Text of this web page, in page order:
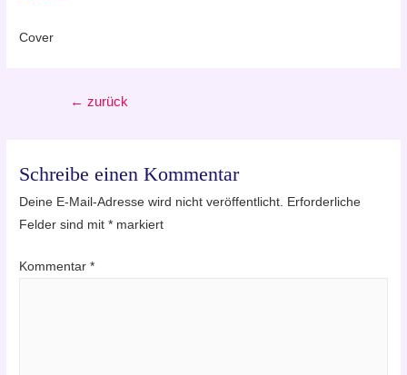
Cover
Beitragsnavigation
← zurück
Schreibe einen Kommentar
Deine E-Mail-Adresse wird nicht veröffentlicht. Erforderliche
Felder sind mit* markiert
Kommentar*